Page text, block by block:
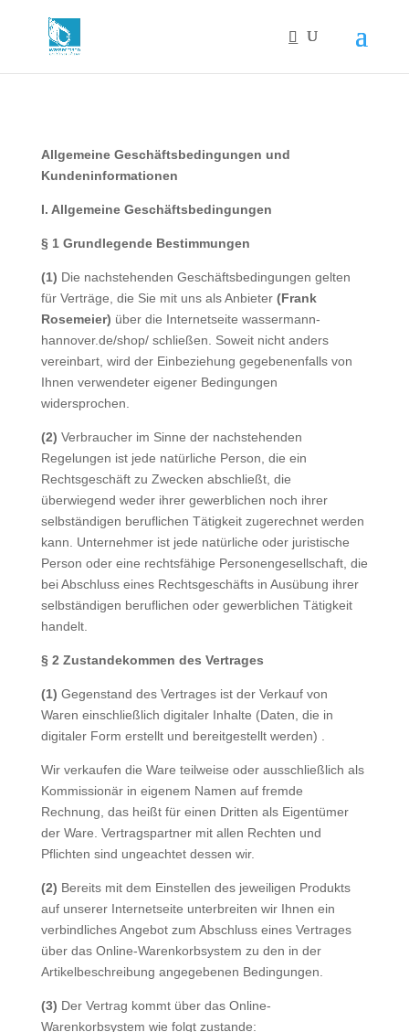
Allgemeine Geschäftsbedingungen und
Kundeninformationen
I. Allgemeine Geschäftsbedingungen
§ 1 Grundlegende Bestimmungen
(1) Die nachstehenden Geschäftsbedingungen gelten
für Verträge, die Sie mit uns als Anbieter (Frank
Rosemeier) über die Internetseite wassermann-
hannover.de/shop/ schließen. Soweit nicht anders
vereinbart, wird der Einbeziehung gegebenenfalls von
Ihnen verwendeter eigener Bedingungen
widersprochen.
(2) Verbraucher im Sinne der nachstehenden
Regelungen ist jede natürliche Person, die ein
Rechtsgeschäft zu Zwecken abschließt, die
überwiegend weder ihrer gewerblichen noch ihrer
selbständigen beruflichen Tätigkeit zugerechnet werden
kann. Unternehmer ist jede natürliche oder juristische
Person oder eine rechtsfähige Personengesellschaft, die
bei Abschluss eines Rechtsgeschäfts in Ausübung ihrer
selbständigen beruflichen oder gewerblichen Tätigkeit
handelt.
§ 2 Zustandekommen des Vertrages
(1) Gegenstand des Vertrages ist der Verkauf von
Waren einschließlich digitaler Inhalte (Daten, die in
digitaler Form erstellt und bereitgestellt werden) .
Wir verkaufen die Ware teilweise oder ausschließlich als
Kommissionär in eigenem Namen auf fremde
Rechnung, das heißt für einen Dritten als Eigentümer
der Ware. Vertragspartner mit allen Rechten und
Pflichten sind ungeachtet dessen wir.
(2) Bereits mit dem Einstellen des jeweiligen Produkts
auf unserer Internetseite unterbreiten wir Ihnen ein
verbindliches Angebot zum Abschluss eines Vertrages
über das Online-Warenkorbsystem zu den in der
Artikelbeschreibung angegebenen Bedingungen.
(3) Der Vertrag kommt über das Online-
Warenkorbsystem wie folgt zustande: